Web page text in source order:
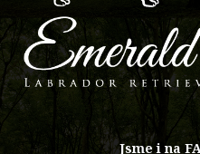
​Jsme i na